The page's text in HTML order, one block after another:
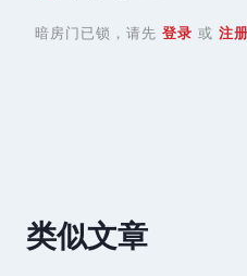
暗房门已锁，请先 登录 或 注册
类似文章